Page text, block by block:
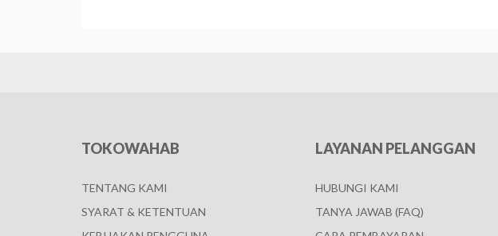
TOKOWAHAB
TENTANG KAMI
SYARAT & KETENTUAN
LAYANAN PELANGGAN
HUBUNGI KAMI
TANYA JAWAB (FAQ)